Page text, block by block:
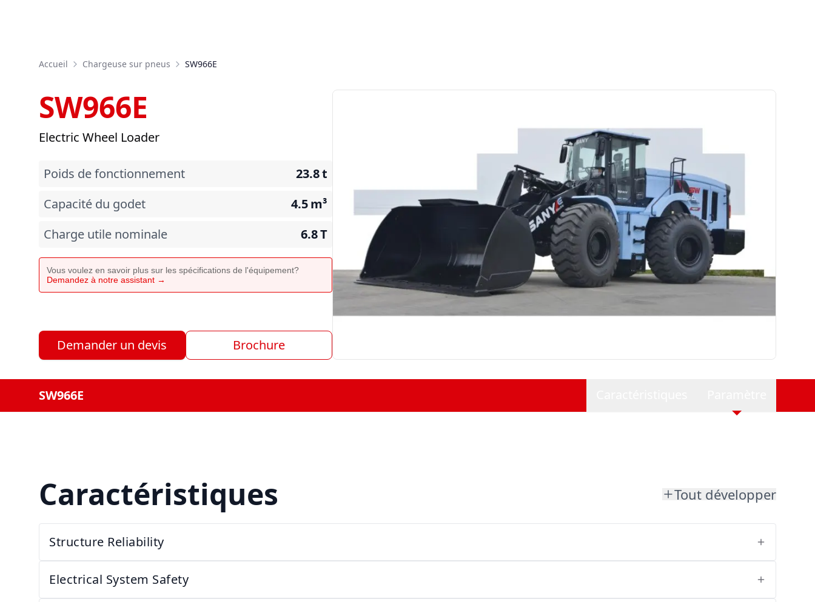
Accueil Chargeuse sur pneus SW966E
SW966E
Electric Wheel Loader
Poids de fonctionnement 23.8t
Capacité du godet
4.5m³
Charge utile nominale
6.8T
Vous voulez en savoir plus sur les spécifications de l'équipement?
Demandez à notre assistant →
Demander un devis Brochure
SW966E
Caractéristiques Tout développer
Structure Reliability
Electrical System Safety